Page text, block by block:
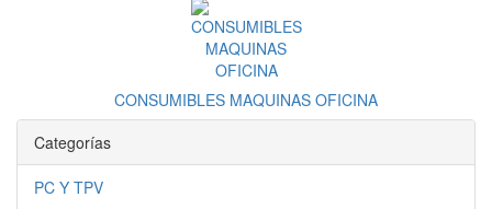
CONSUMIBLES MAQUINAS OFICINA
Categorías
PC Y TPV